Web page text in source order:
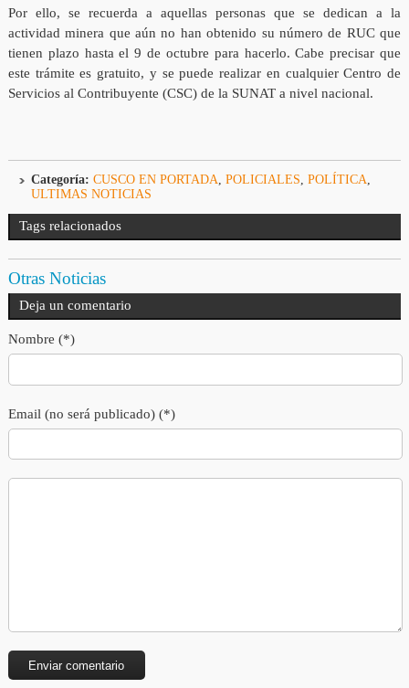
Por ello, se recuerda a aquellas personas que se dedican a la
actividad minera que aún no han obtenido su número de RUC que
tienen plazo hasta el 9 de octubre para hacerlo. Cabe precisar que
este trámite es gratuito, y se puede realizar en cualquier Centro de
Servicios al Contribuyente (CSC) de la SUNAT a nivel nacional.
Categoría: CUSCO EN PORTADA, POLICIALES, POLÍTICA,
ULTIMAS NOTICIAS
Tags relacionados
Otras Noticias
Deja un comentario
Nombre (*)
Email (no será publicado) (*)